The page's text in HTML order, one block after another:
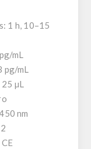
1 h, 10–15
mL
pg/mL
µL
nm